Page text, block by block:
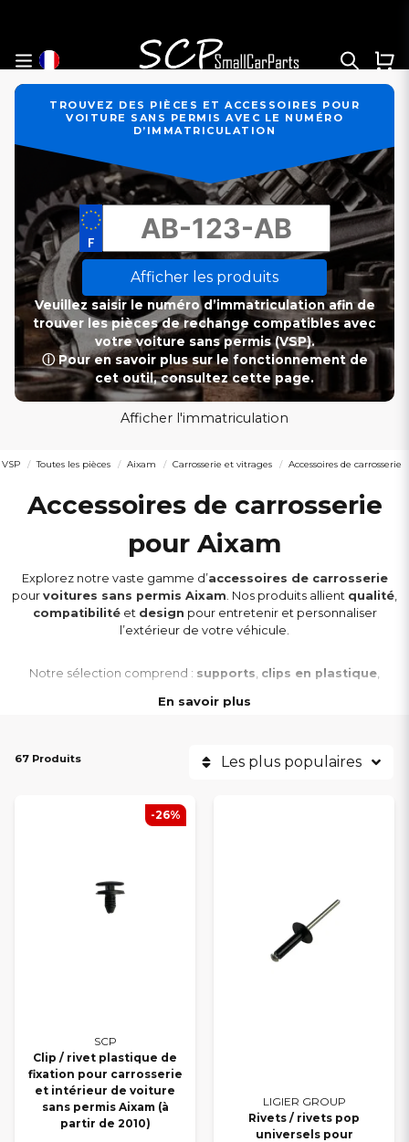
TROUVEZ DES PIÈCES ET ACCESSOIRES POUR
VOITURE SANS PERMIS AVEC LE NUMÉRO
D’IMMATRICULATION
Afficher les produits
Veuillez saisir le numéro d’immatriculation afin de
trouver les pièces de rechange compatibles avec
votre voiture sans permis (VSP).
ⓘ Pour en savoir plus sur le fonctionnement de
cet outil, consultez cette page.
Afficher l'immatriculation
Toutes les pièces Aixam Carrosserie et vitrages Accessoires de carrosserie
Accessoires de carrosserie
pour Aixam
Explorez notre vaste gamme d’accessoires de carrosserie
pour voitures sans permis Aixam. Nos produits allient qualité,
compatibilitéet design pour entretenir et personnaliser
l’extérieur de votre véhicule.
Notre sélection comprend : supports, clips en plastique,
passages de roue intérieurs
Aixam City, Coupé, Crossline,
ainsi qu’avec les sériesS8, S9 et S10
livraison rapide
En savoir plus
67 Produits Les plus populaires
SCP
Clip / rivet plastique de
fixation pour carrosserie
et intérieur de voiture
sans permis Aixam (à
partir de 2010)
-26%
LIGIER GROUP
Rivets / rivets pop
universels pour